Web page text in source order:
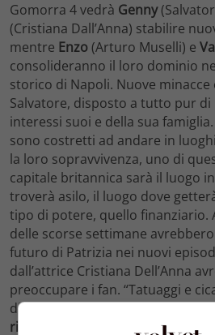
Gomorra 4 vedrà Genny
(Cristiana Dall’Anna) stabilire
mentre Enzo(Arturo Muselli) e
consolideranno il loro dominio
storico di Napoli. Nuove
Salvatore, disposto a tutto pur
interessi suoi e della sua
sono costretti ad andare in
la loro sopravvivenza, uno di
capitale britannica sarà il luogo
troverà asilo, il luogo dove
tipo di potere, quello finanziario.
delle scorse settimane
futuro di Patrizia nei nuovi
dall’attrice Cristiana Dell’Anna
preoccupare i fan. “Tatuaggi e
didascalia di accompagnamento
rimarrà ferita
e Genny rimarrà